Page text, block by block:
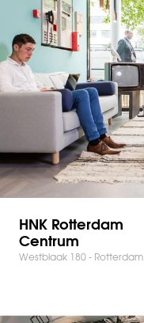
HNK Rotterdam
Centrum
Westblaak 180 - Rotterdam